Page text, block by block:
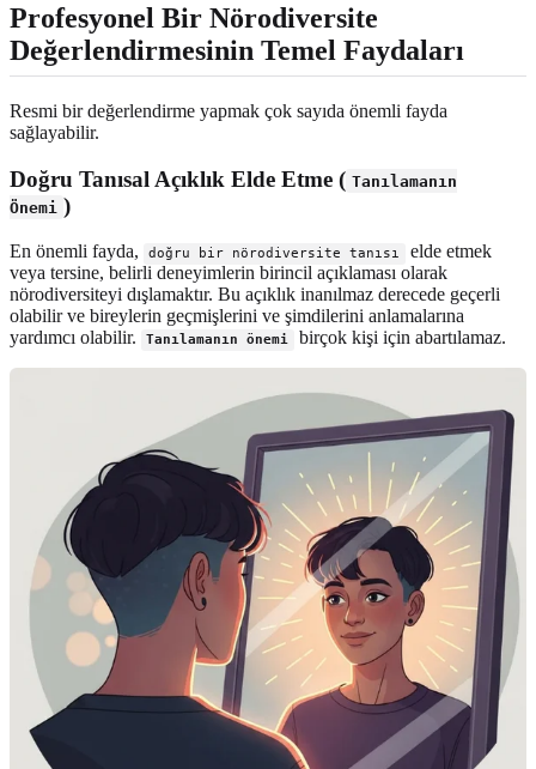
Profesyonel Bir Nörodiversite
Değerlendirmesinin Temel Faydaları
Resmi bir değerlendirme yapmak çok sayıda önemli fayda
sağlayabilir.
Doğru Tanısal Açıklık Elde Etme ( Tanılamanın
Önemi )
En önemli fayda, doğru bir nörodiversite tanısı
elde etmek
veya tersine, belirli deneyimlerin birincil açıklaması olarak
nörodiversiteyi dışlamaktır. Bu açıklık inanılmaz derecede geçerli
olabilir ve bireylerin geçmişlerini ve şimdilerini anlamalarına
yardımcı olabilir.
Tanılamanın önemi birçok kişi için abartılamaz.